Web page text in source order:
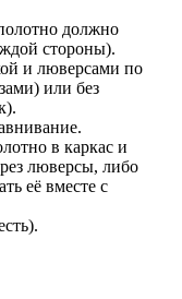
должно
стороны).
и люверсами по
или без
в каркас и
люверсы, либо
её вместе с